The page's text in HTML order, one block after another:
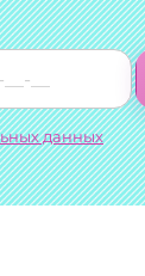
данных